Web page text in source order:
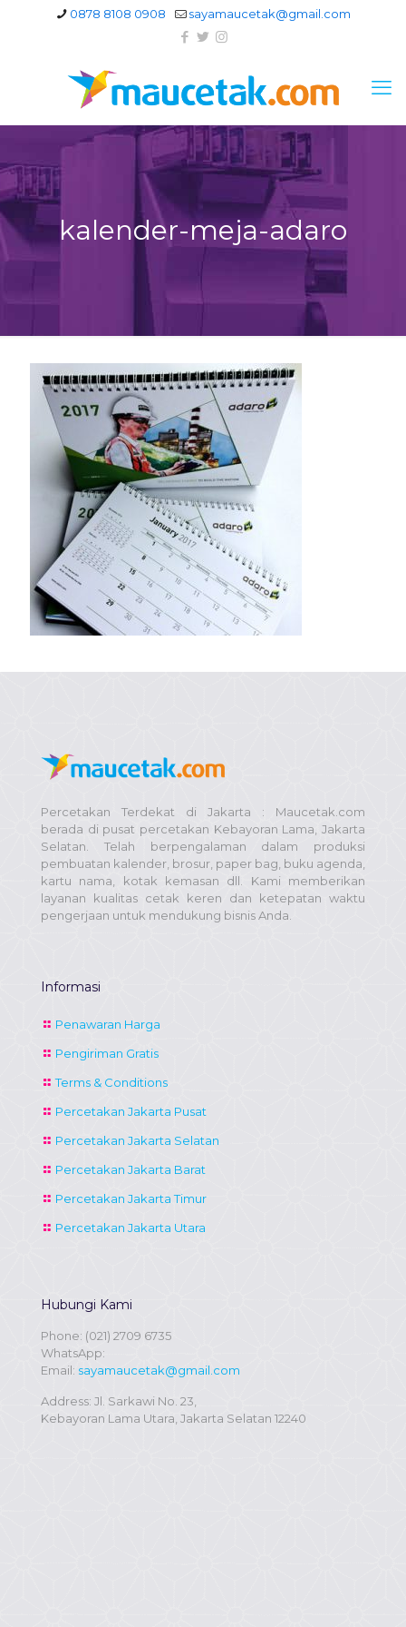
0878 8108 0908 sayamaucetak@gmail.com
kalender-meja-adaro
Percetakan Terdekat di Jakarta : Maucetak.com
berada di pusat percetakan Kebayoran Lama, Jakarta
Selatan. Telah berpengalaman dalam produksi
pembuatan kalender, brosur, paper bag, buku agenda,
kartu nama, kotak kemasan dll. Kami memberikan
layanan kualitas cetak keren dan ketepatan waktu
pengerjaan untuk mendukung bisnis Anda.
Informasi
Penawaran Harga
Pengiriman Gratis
Terms & Conditions
Percetakan Jakarta Pusat
Percetakan Jakarta Selatan
Percetakan Jakarta Barat
Percetakan Jakarta Timur
Percetakan Jakarta Utara
Hubungi Kami
Phone: (021) 2709 6735
WhatsApp:
Email: sayamaucetak@gmail.com
Address: Jl. Sarkawi No. 23,
Kebayoran Lama Utara, Jakarta Selatan 12240